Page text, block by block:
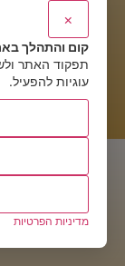
×
קום והתהלך
תפקוד האתר
עוגיות להפעיל.
מדיניות הפרטיות